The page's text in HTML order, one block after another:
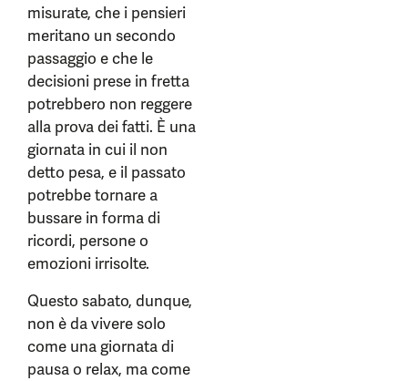
misurate, che i pensieri
meritano un secondo
passaggio e che le
decisioni prese in fretta
potrebbero non reggere
alla prova dei fatti. È una
giornata in cui il non
detto pesa, e il passato
potrebbe tornare a
bussare in forma di
ricordi, persone o
emozioni irrisolte.
Questo sabato, dunque,
non è da vivere solo
come una giornata di
pausa o relax, ma come